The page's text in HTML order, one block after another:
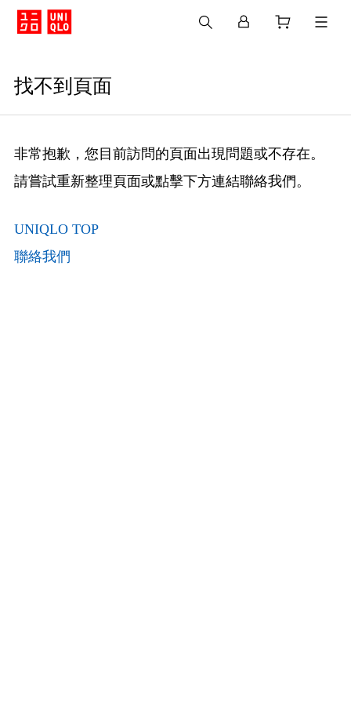
找不到頁面
非常抱歉，您目前訪問的頁面出現問題或不存在。
請嘗試重新整理頁面或點擊下方連結聯絡我們。
UNIQLO TOP
聯絡我們